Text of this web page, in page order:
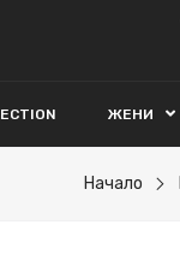
ЖЕНИ
Начало